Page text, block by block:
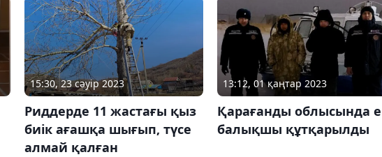
15:30, 23 сәуір 2023
Риддерде 11 жастағы қыз
биік ағашқа шығып, түсе
алмай қалған
13:12, 01 қаңтар 2023
Қарағанды ​​облысында
балықшы құтқарылды